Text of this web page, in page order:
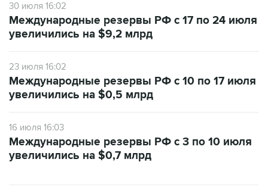
30 июля 16:02
Международные резервы РФ с 17 по 24 июля
увеличились на $9,2 млрд
23 июля 16:02
Международные резервы РФ с 10 по 17 июля
увеличились на $0,5 млрд
16 июля 16:03
Международные резервы РФ с 3 по 10 июля
увеличились на $0,7 млрд